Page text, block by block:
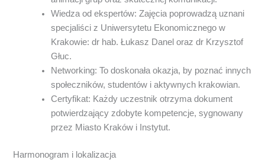
Wiedza od ekspertów: Zajęcia poprowadzą uznani
specjaliści z Uniwersytetu Ekonomicznego w
Krakowie: dr hab. Łukasz Danel oraz dr Krzysztof
Głuc.
Networking: To doskonała okazja, by poznać innych
społeczników, studentów i aktywnych krakowian.
Certyfikat: Każdy uczestnik otrzyma dokument
potwierdzający zdobyte kompetencje, sygnowany
przez Miasto Kraków i Instytut.
Harmonogram i lokalizacja